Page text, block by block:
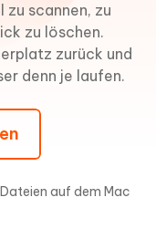
zu scannen, zu
zu löschen.
zurück und
denn je laufen.
auf dem Mac